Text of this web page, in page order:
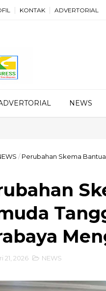
KONTAK ADVERTORIAL
NEWS
/ Perubahan Skema
21, 2026 NEWS